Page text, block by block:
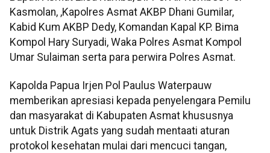
Kasmolan, ,Kapolres Asmat AKBP Dhani Gumilar,
Kabid Kum AKBP Dedy, Komandan Kapal KP. Bima
Kompol Hary Suryadi, Waka Polres Asmat Kompol
Umar Sulaiman serta para perwira Polres Asmat.
Kapolda Papua Irjen Pol Paulus Waterpauw
memberikan apresiasi kepada penyelengara Pemilu
dan masyarakat di Kabupaten Asmat khususnya
untuk Distrik Agats yang sudah mentaati aturan
protokol kesehatan mulai dari mencuci tangan,